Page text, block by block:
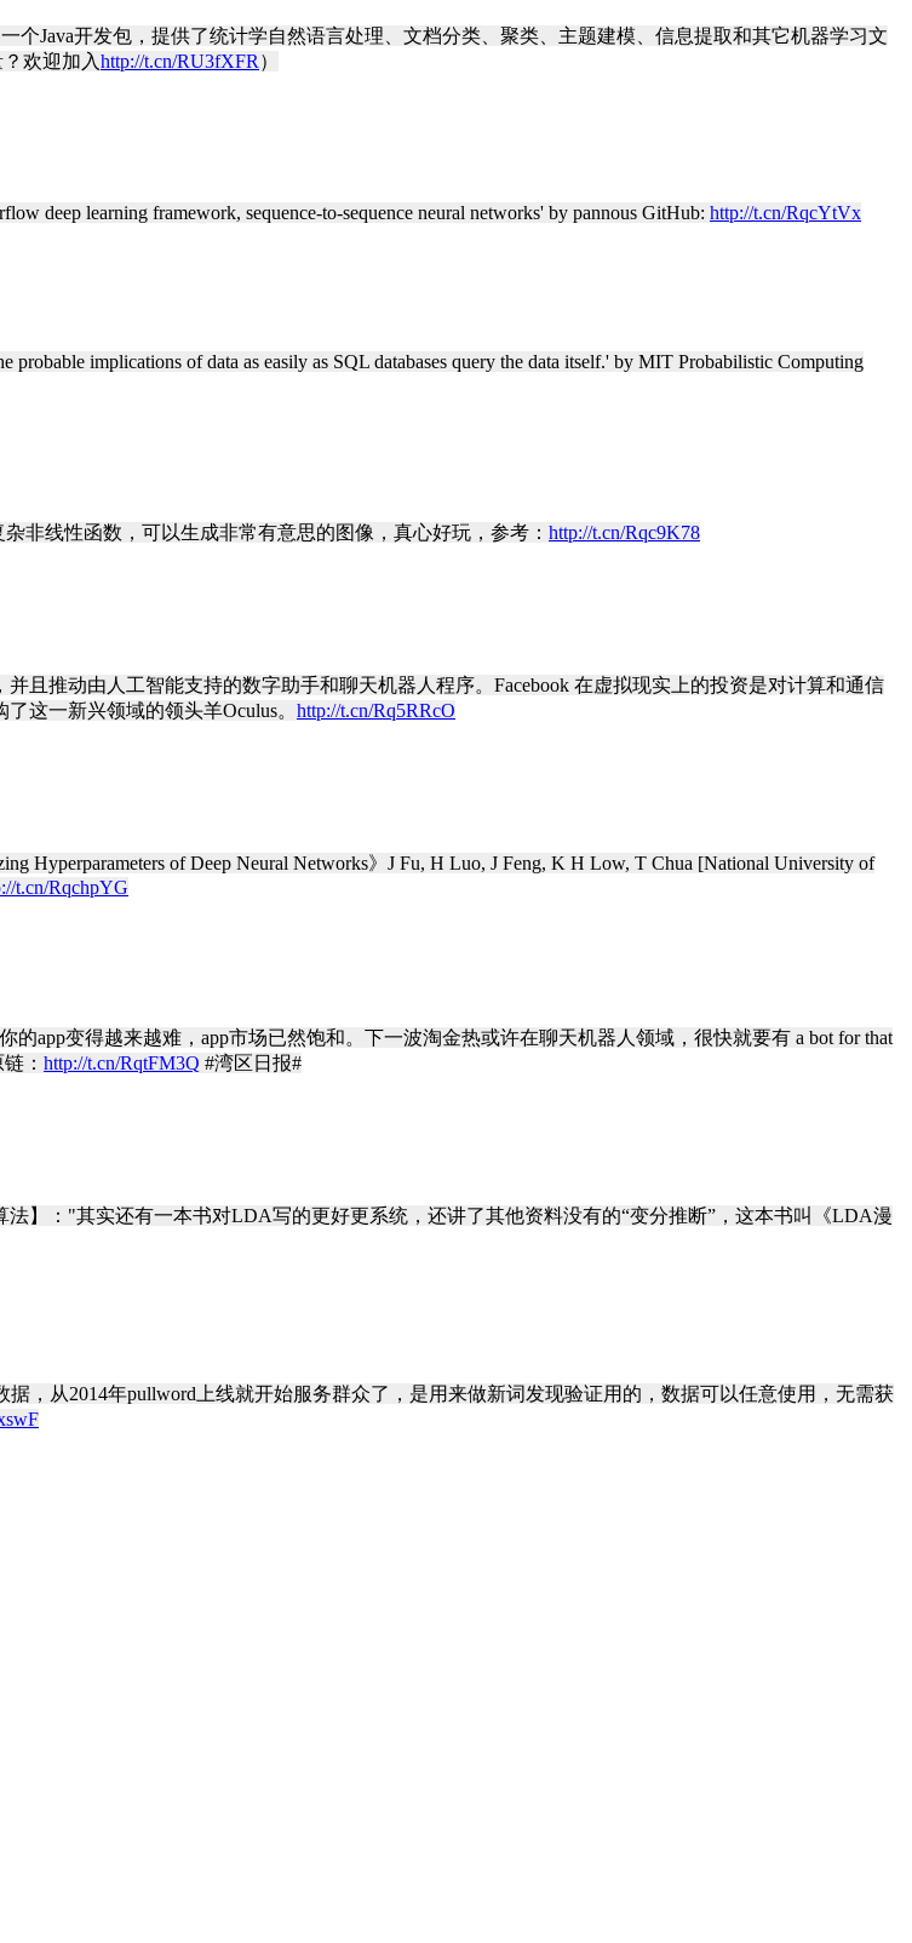
个Java开发包，提供了统计学自然语言处理、文档分类、聚类、主题建模、信息提取和其它机器学习文
欢迎加入http://t.cn/RU3fXFR ）
deep learning framework, sequence-to-sequence neural networks' by pannous GitHub: http://t.cn/RqcYtVx
implications of data as easily as SQL databases query the data itself.' by MIT Probabilistic Computing
非线性函数，可以生成非常有意思的图像，真心好玩，参考： http://t.cn/Rqc9K78
且推动由人工智能支持的数字助手和聊天机器人程序。Facebook 在虚拟现实上的投资是对计算和通信
这一新兴领域的领头羊Oculus。 http://t.cn/Rq5RRcO
Hyperparameters of Deep Neural Networks》J Fu, H Luo, J Feng, K H Low, T Chua [National University of
t.cn/RqchpYG
的app变得越来越难，app市场已然饱和。下一波淘金热或许在聊天机器人领域，很快就要有 a bot for that
链： http://t.cn/RqtFM3Q #湾区日报#
法】："其实还有一本书对LDA写的更好更系统，还讲了其他资料没有的“变分推断”，这本书叫《LDA漫
，从2014年pullword上线就开始服务群众了，是用来做新词发现验证用的，数据可以任意使用，无需获